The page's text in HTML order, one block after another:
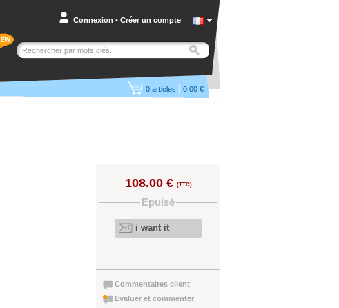
Connexion • Créer un compte
0 articles | 0.00 €
108.00 € (TTC)
Epuisé
i want it
Commentaires client
Evaluer et commenter